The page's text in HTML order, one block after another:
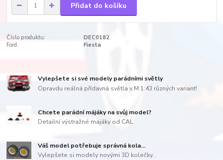
Přidat do košíku
Číslo produktu:
DEC0182
Ford:
Fiesta
Vylepšete si své modely parádními světly
Opravdu reálná přídavná světla v M 1:43 různých variant!
Chcete parádní májáky na svůj model?
Detailní výstražné majáky od CAL
Váš model potřebuje správná kola...
Vylepšete si modely novými 3D kolečky...